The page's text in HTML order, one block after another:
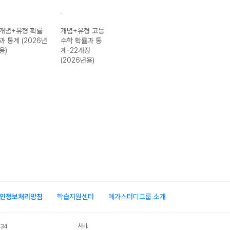
념+유형 확률
통계 (2026년
)
개념+유형 고등
수학 확률과 통
계-22개정
(2026년용)
정보처리방침 학습지원센터 메가스터디그룹 소개
서비스 가입사실 확인